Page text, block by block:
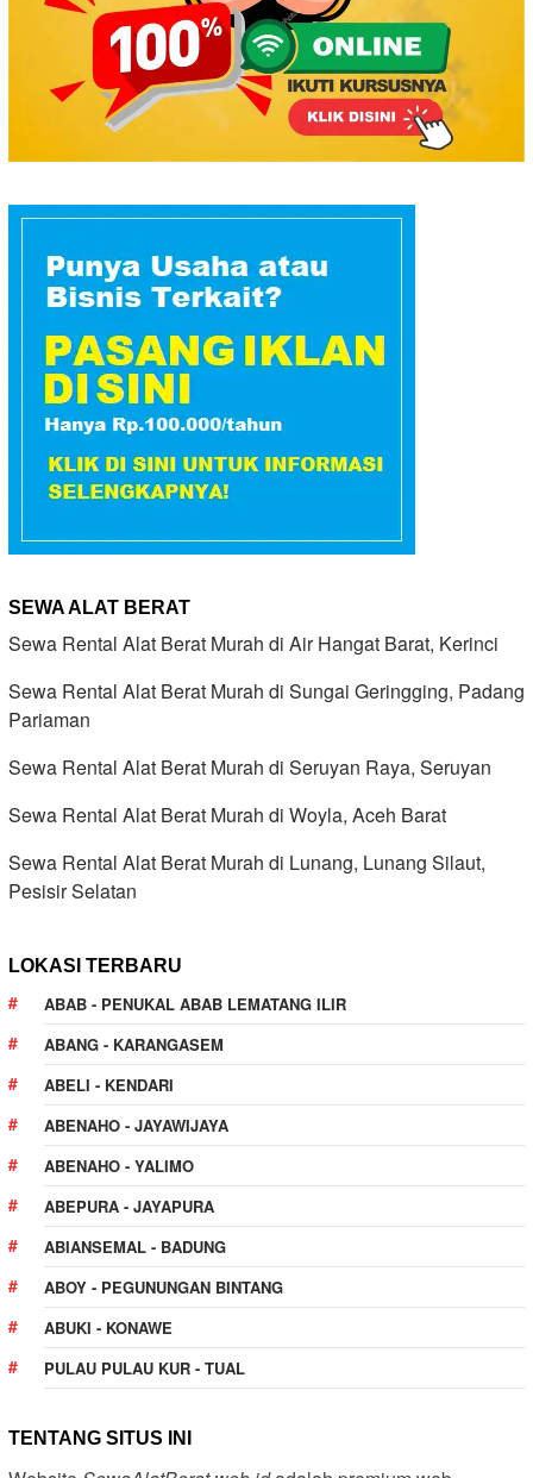
SEWA ALAT BERAT
Sewa Rental Alat Berat Murah di Air Hangat Barat, Kerinci
Sewa Rental Alat Berat Murah di Sungai Geringging, Padang
Pariaman
Sewa Rental Alat Berat Murah di Seruyan Raya, Seruyan
Sewa Rental Alat Berat Murah di Woyla, Aceh Barat
Sewa Rental Alat Berat Murah di Lunang, Lunang Silaut,
Pesisir Selatan
LOKASI TERBARU
ABAB - PENUKAL ABAB LEMATANG ILIR
ABANG - KARANGASEM
ABELI - KENDARI
ABENAHO - JAYAWIJAYA
ABENAHO - YALIMO
ABEPURA - JAYAPURA
ABIANSEMAL - BADUNG
ABOY - PEGUNUNGAN BINTANG
ABUKI - KONAWE
PULAU PULAU KUR - TUAL
TENTANG SITUS INI